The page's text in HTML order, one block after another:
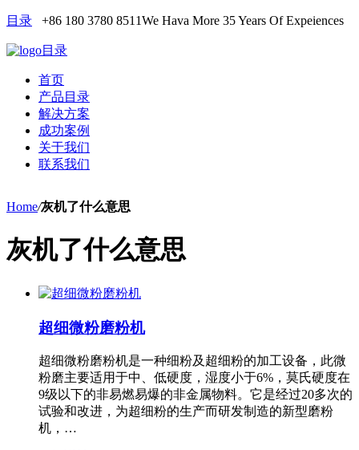
目录 +86 180 3780 8511We Hava More 35 Years Of Expeiences
目录
首页
产品目录
解决方案
成功案例
关于我们
联系我们
Home/灰机了什么意思
灰机了什么意思
超细微粉磨粉机
超细微粉磨粉机是一种细粉及超细粉的加工设备，此微
粉磨主要适用于中、低硬度，湿度小于6%，莫氏硬度在
9级以下的非易燃易爆的非金属物料。它是经过20多次的
试验和改进，为超细粉的生产而研发制造的新型磨粉
机，…